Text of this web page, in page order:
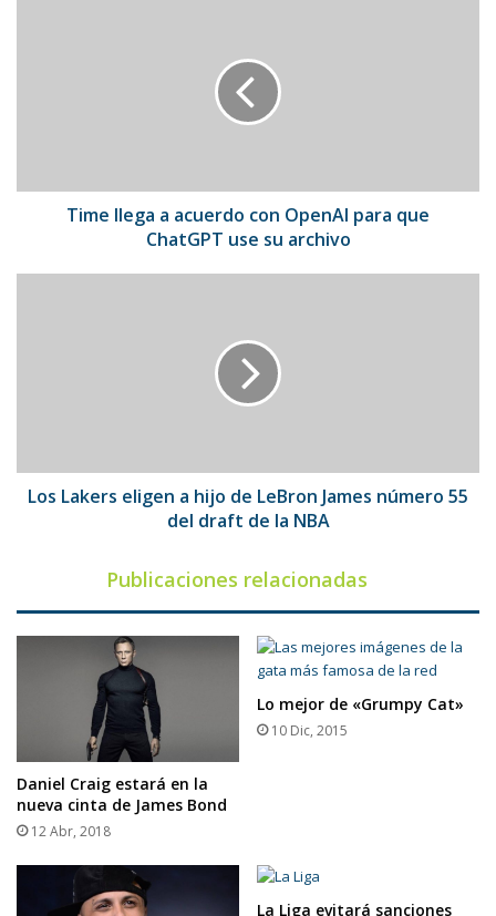
ChatGPT
Time llega a acuerdo con OpenAI para que
ChatGPT use su archivo
número
55
NBA
Los Lakers eligen a hijo de LeBron James número 55
del draft de la NBA
Publicaciones relacionadas
Daniel Craig estará en la
nueva cinta de James Bond
12 Abr, 2018
Lo mejor de «Grumpy Cat»
10 Dic, 2015
La Liga evitará sanciones